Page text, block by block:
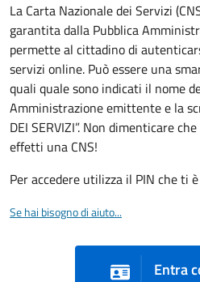
La Carta Nazionale dei Servizi
garantita dalla Pubblica
permette al cittadino di
servizi online. Può essere una
quali quale sono indicati il nome
Amministrazione emittente e la
DEI SERVIZI”. Non dimenticare
effetti una CNS!
Per accedere utilizza il PIN che ti
Se hai bisogno di aiuto...
Entra